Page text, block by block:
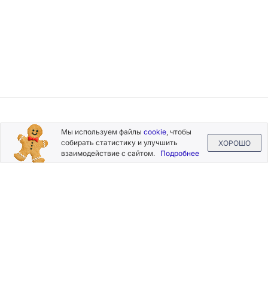
Подписывайтесь
на новости и акции
Мы используем файлы cookie, чтобы
собирать статистику и улучшить
взаимодействие с сайтом. Подробнее
ХОРОШО